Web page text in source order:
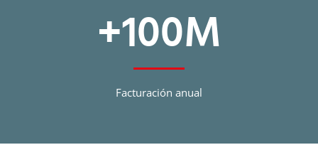
+100M
Facturación anual